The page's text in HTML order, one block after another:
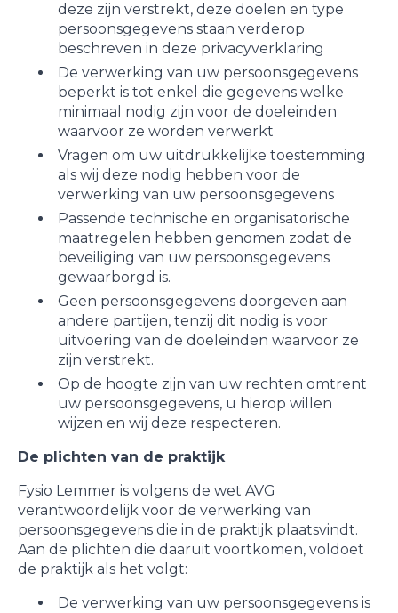
deze zijn verstrekt, deze doelen en type
persoonsgegevens staan verderop
beschreven in deze privacyverklaring
De verwerking van uw persoonsgegevens
beperkt is tot enkel die gegevens welke
minimaal nodig zijn voor de doeleinden
waarvoor ze worden verwerkt
Vragen om uw uitdrukkelijke toestemming
als wij deze nodig hebben voor de
verwerking van uw persoonsgegevens
Passende technische en organisatorische
maatregelen hebben genomen zodat de
beveiliging van uw persoonsgegevens
gewaarborgd is.
Geen persoonsgegevens doorgeven aan
andere partijen, tenzij dit nodig is voor
uitvoering van de doeleinden waarvoor ze
zijn verstrekt.
Op de hoogte zijn van uw rechten omtrent
uw persoonsgegevens, u hierop willen
wijzen en wij deze respecteren.
De plichten van de praktijk
Fysio Lemmer is volgens de wet AVG
verantwoordelijk voor de verwerking van
persoonsgegevens die in de praktijk plaatsvindt.
Aan de plichten die daaruit voortkomen, voldoet
de praktijk als het volgt:
De verwerking van uw persoonsgegevens is